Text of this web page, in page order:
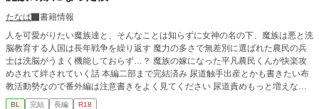
たなぱ
書籍情報
人を可愛がりたい魔族達と、そんなことは知らずに女神の名の下、魔族は悪と洗
脳教育する人国は長年戦争を繰り返す 魔力の多さで無差別に選ばれた農民の兵
士は洗脳がうまく機能しておらず…？ 魔族の嫁になった平凡農民くんが快楽攻
めされて絆されていく話 本編二部まで完結済み 尿道触手出産とかも書きたい布
教活動勢なので番外編は注意書きをよく見てください 尿道責めもっと増えない
かなーって書いてみた初心者作です！色々ノリと勢い！
BL 完結 長編 R18